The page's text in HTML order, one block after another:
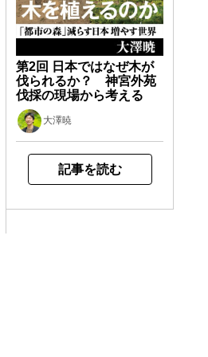
第2回 日本ではなぜ木が
伐られるか？ 神宮外苑
伐採の現場から考える
大澤暁
記事を読む